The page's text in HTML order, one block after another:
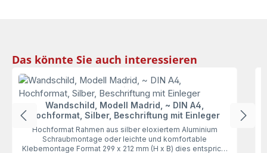
Produktgalerie überspringen
Das könnte Sie auch interessieren
Wandschild, Modell Madrid, ~ DIN A4,
Hochformat, Silber, Beschriftung mit Einleger
Hochformat Rahmen aus silber eloxiertem Aluminium
Schraubmontage oder leichte und komfortable
Klebemontage Format 299 x 212 mm (H x B) dies entspricht